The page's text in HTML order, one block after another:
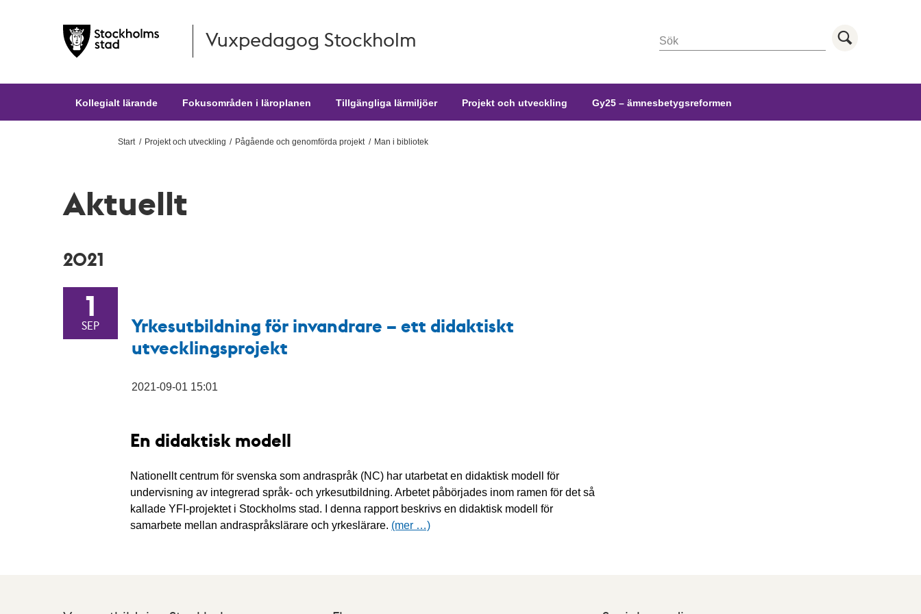
Hoppa till huvudinnehållet Vuxpedagog Stockholm Sök
Kollegialt lärande Fokusområden i läroplanen Tillgängliga lärmiljöer Projekt och utveckling Gy25 – ämnesbetygsreformen
Start Projekt och utveckling Pågående och genomförda projekt Man i bibliotek
Aktuellt
2021
1
SEP
Yrkesutbildning för invandrare – ett didaktiskt
utvecklingsprojekt
2021-09-01 15:01
En didaktisk modell
Nationellt centrum för svenska som andraspråk (NC) har utarbetat en didaktisk modell för
undervisning av integrerad språk- och yrkesutbildning. Arbetet påbörjades inom ramen för det så
kallade YFI-projektet i Stockholms stad. I denna rapport beskrivs en didaktisk modell för
samarbete mellan andraspråkslärare och yrkeslärare. (mer …)